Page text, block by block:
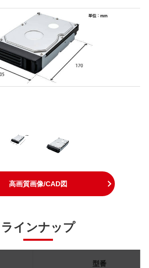
高画質画像/CAD図
ラインナップ
型番